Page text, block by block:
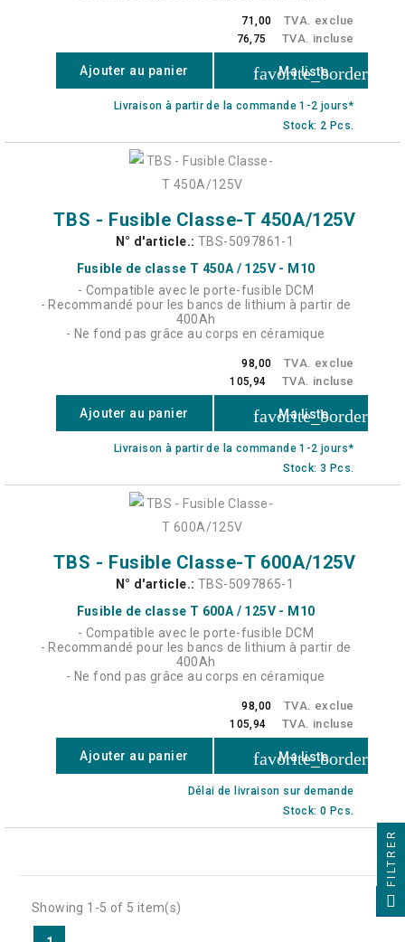
71,00 TVA. exclue
76,75 TVA. incluse
Ajouter au panier favorite_border
Ma liste
Livraison à partir de la commande 1-2 jours*
Stock: 2 Pcs.
TBS - Fusible Classe-T 450A/125V
N° d'article.: TBS-5097861-1
Fusible de classe T 450A / 125V - M10
- Compatible avec le porte-fusible DCM
- Recommandé pour les bancs de lithium à partir de
400Ah
- Ne fond pas grâce au corps en céramique
98,00 TVA. exclue
105,94 TVA. incluse
Ajouter au panier favorite_border
Ma liste
Livraison à partir de la commande 1-2 jours*
Stock: 3 Pcs.
TBS - Fusible Classe-T 600A/125V
N° d'article.: TBS-5097865-1
Fusible de classe T 600A / 125V - M10
- Compatible avec le porte-fusible DCM
- Recommandé pour les bancs de lithium à partir de
400Ah
- Ne fond pas grâce au corps en céramique
98,00 TVA. exclue
105,94 TVA. incluse
Ajouter au panier favorite_border
Ma liste
Délai de livraison sur demande
Stock: 0 Pcs.
Showing 1-5 of 5 item(s)
FILTRER